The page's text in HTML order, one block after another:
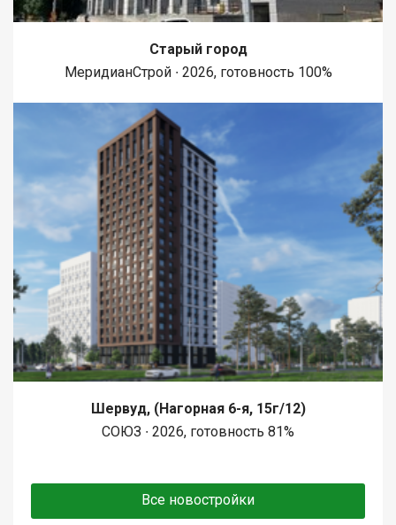
Старый город
МеридианСтрой ∙ 2026, готовность 100%
Шервуд, (Нагорная 6-я, 15г/12)
СОЮЗ ∙ 2026, готовность 81%
Все новостройки